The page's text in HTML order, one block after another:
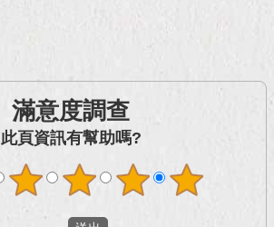
滿意度調查
此頁資訊有幫助嗎?